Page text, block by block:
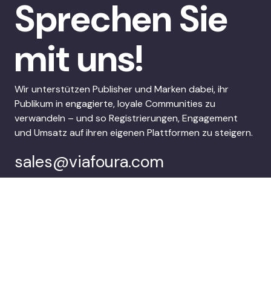
Sprechen Sie
mit uns!
Wir unterstützen Publisher und Marken dabei, ihr
Publikum in engagierte, loyale Communities zu
verwandeln – und so Registrierungen, Engagement
und Umsatz auf ihren eigenen Plattformen zu steigern.
sales@viafoura.com